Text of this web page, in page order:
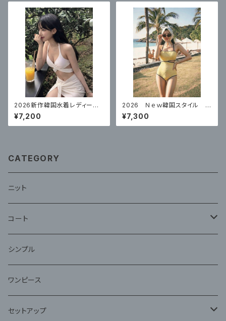
2026新作韓国水着レディース
セクシービキニ白スリーピース
温泉リゾート
¥7,200
2026 Ｎｅｗ韓国スタイル 水
着レディースワンピース プッシ
ュアップ体型カバー水着
¥7,300
CATEGORY
ニット
コート
ファー
シンプル
ワンピース
セットアップ